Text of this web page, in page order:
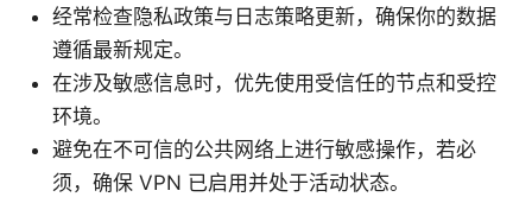
经常检查隐私政策与日志策略更新，确保你的数据
遵循最新规定。
在涉及敏感信息时，优先使用受信任的节点和受控
环境。
避免在不可信的公共网络上进行敏感操作，若必
须，确保 VPN 已启用并处于活动状态。